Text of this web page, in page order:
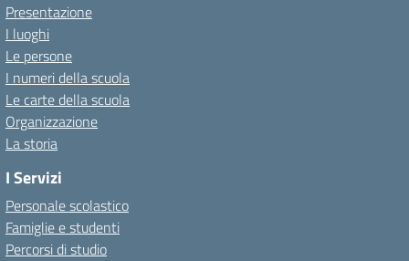
Presentazione
I luoghi
Le persone
I numeri della scuola
Le carte della scuola
Organizzazione
La storia
I Servizi
Personale scolastico
Famiglie e studenti
Percorsi di studio